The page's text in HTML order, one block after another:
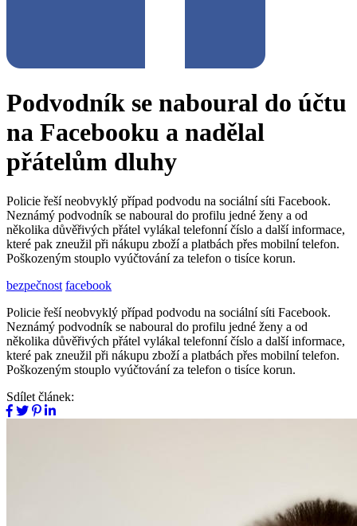
Podvodník se naboural do účtu
na Facebooku a nadělal
přátelům dluhy
Policie řeší neobvyklý případ podvodu na sociální síti Facebook.
Neznámý podvodník se naboural do profilu jedné ženy a od
několika důvěřivých přátel vylákal telefonní číslo a další informace,
které pak zneužil při nákupu zboží a platbách přes mobilní telefon.
Poškozeným stouplo vyúčtování za telefon o tisíce korun.
bezpečnost facebook
Policie řeší neobvyklý případ podvodu na sociální síti Facebook.
Neznámý podvodník se naboural do profilu jedné ženy a od
několika důvěřivých přátel vylákal telefonní číslo a další informace,
které pak zneužil při nákupu zboží a platbách přes mobilní telefon.
Poškozeným stouplo vyúčtování za telefon o tisíce korun.
Sdílet článek: